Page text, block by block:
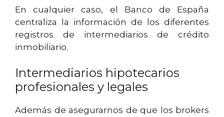
En cualquier caso, el Banco de España
centraliza la información de los diferentes
registros de intermediarios de crédito
inmobiliario.
Intermediarios hipotecarios
profesionales y legales
Además de asegurarnos de que los brokers